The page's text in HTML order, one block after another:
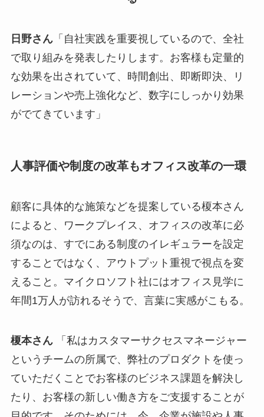
日野さん 「自社実践を重要視しているので、全社
で取り組みを発表したりします。お客様も定量的
な効果を出されていて、時間創出、即断即決、リ
レーションや売上強化など、数字にしっかり効果
顧客に具体的な施策などを提案している榎本さん
によると、ワークプレイス、オフィスの改革に必
須なのは、すでにある制度のイレギュラーを設定
することではなく、アウトプット重視で視点を変
えること。マイクロソフト社にはオフィス見学に
榎本さん
「私はカスタマーサクセスマネージャー
というチームの所属で、弊社のプロダクトを使っ
ていただくことでお客様のビジネス課題を解決し
たり、お客様の新しい働き方をご支援することが